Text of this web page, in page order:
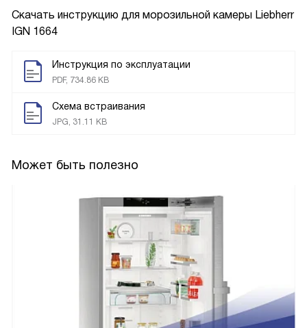
Скачать инструкцию для морозильной камеры Liebherr
IGN 1664
Инструкция по эксплуатации
PDF, 734.86 KB
Схема встраивания
JPG, 31.11 KB
Может быть полезно